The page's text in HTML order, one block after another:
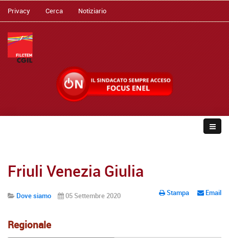
Privacy Cerca Notiziario
Friuli Venezia Giulia
Stampa Email
Dove siamo 05 Settembre 2020
Regionale